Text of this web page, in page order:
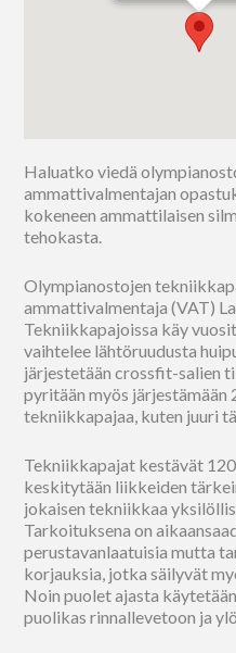
Haluatko viedä
ammattivalmentajan
kokeneen ammattilaisen
tehokasta.
Olympianostojen
ammattivalmentaja (VAT)
Tekniikkapajoissa käy
vaihtelee lähtöruudusta
järjestetään crossfit-salien
pyritään myös
tekniikkapajaa, kuten juuri
Tekniikkapajat kestävät
keskitytään liikkeiden
jokaisen tekniikkaa
Tarkoituksena on
perustavanlaatuisia mutta
korjauksia, jotka säilyvät
Noin puolet ajasta
puolikas rinnallevetoon ja